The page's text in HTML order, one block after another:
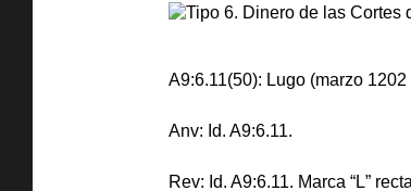
A9:6.11(50): Lugo (marzo
Anv: Id. A9:6.11.
Rev: Id. A9:6.11. Marca “L”